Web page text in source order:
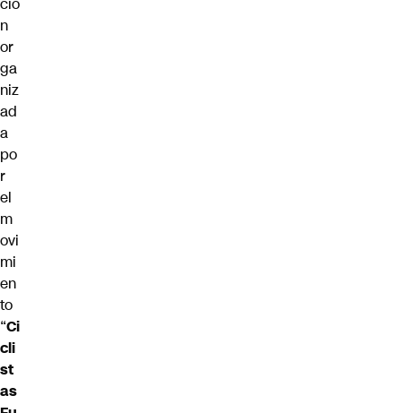
n
or
ga
niz
ad
a
po
r
el
m
ovi
mi
en
to
“Ci
cli
st
as